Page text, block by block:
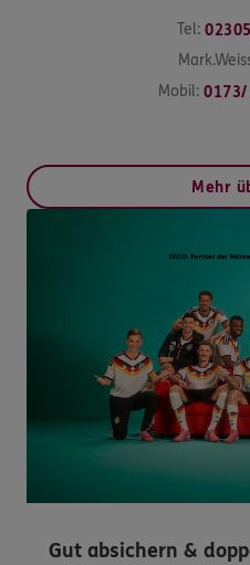
Tel:
Mobil:
Mehr
Gut absichern &